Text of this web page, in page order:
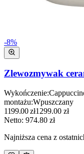
-8%
Zlewozmywak
Wykończenie:
montażu:Wpuszczany
1199.00zł1299.00zł
Netto: 974.80 zł
Najniższa cena z